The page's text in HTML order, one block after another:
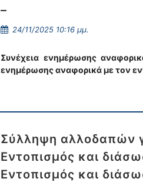
–
24/11/2025 10:16 μμ.
Συνέχεια ενημέρωσης
ενημέρωσης αναφορικά με τον
Σύλληψη αλλοδαπών
Εντοπισμός και
Εντοπισμός και